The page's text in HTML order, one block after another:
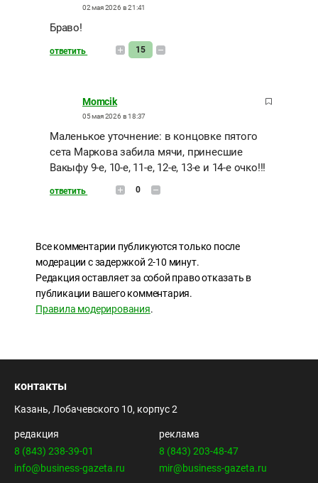
02 мая 2026 в 21:41
Браво!
ответить 15
Momcik
05 мая 2026 в 18:37
Маленькое уточнение: в концовке пятого
сета Маркова забила мячи, принесшие
Вакыфу 9-е, 10-е, 11-е, 12-е, 13-е и 14-е очко!!!
ответить 0
Все комментарии публикуются только после
модерации с задержкой 2-10 минут.
Редакция оставляет за собой право отказать в
публикации вашего комментария.
Правила модерирования.
контакты
Казань, Лобачевского 10, корпус 2
редакция
8 (843) 238-39-01
info@business-gazeta.ru
реклама
8 (843) 203-48-47
mir@business-gazeta.ru